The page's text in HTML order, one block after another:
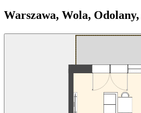
Warszawa, Wola,